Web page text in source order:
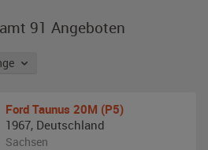
91 Angeboten
Ford Taunus 20M (P5)
1967, Deutschland
Sachsen